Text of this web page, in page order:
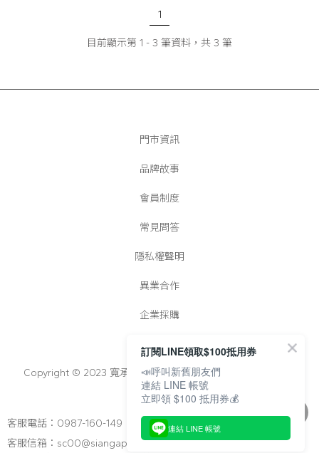
1
目前顯示第 1 - 3 筆資料，共 3 筆
門市資訊
品牌故事
會員制度
常見問答
隱私權聲明
異業合作
企業採購
Copyright © 2023 寬承實業有限公司│統一編號：25022728
客服電話：0987-160-149
客服信箱：sc00@siangapato.com.tw
訂閱LINE領取$100抵用券
📣呼叫新舊朋友們
連結 LINE 帳號
立即領 $100 抵用券💰
連結 LINE 帳號